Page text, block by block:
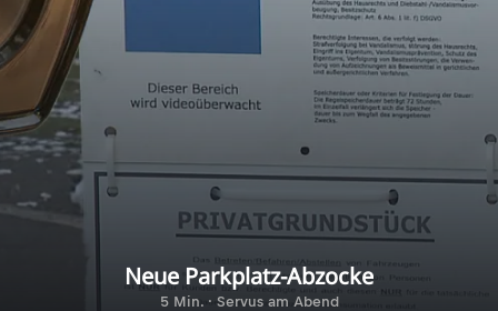
Neue Parkplatz-Abzocke
5 Min. · Servus am Abend